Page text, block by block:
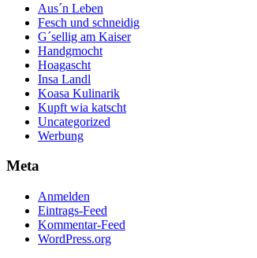
Aus´n Leben
Fesch und schneidig
G´sellig am Kaiser
Handgmocht
Hoagascht
Insa Landl
Koasa Kulinarik
Kupft wia katscht
Uncategorized
Werbung
Meta
Anmelden
Eintrags-Feed
Kommentar-Feed
WordPress.org